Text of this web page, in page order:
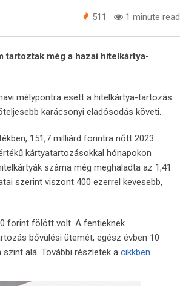
511 1 minute read
tartoztak még a hazai hitelkártya-
mélypontra esett a hitelkártya-tartozás
karácsonyi eladósodás követi.
151,7 milliárd forintra nőtt 2023
kártyatartozásokkal hónapokon
száma még meghaladta az 1,41
szerint viszont 400 ezerrel kevesebb,
forint fölött volt. A fentieknek
bővülési ütemét, egész évben 10
alá. További részletek a cikkben.